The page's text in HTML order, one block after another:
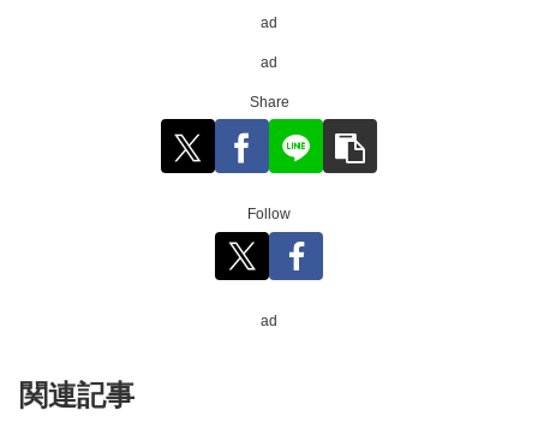
ad
ad
Share
Follow
ad
関連記事